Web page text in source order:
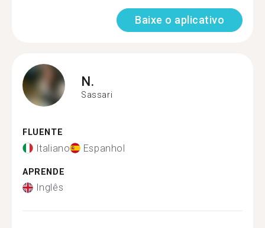
Baixe o aplicativo
N.
Sassari
FLUENTE
Italiano Espanhol
APRENDE
Inglês